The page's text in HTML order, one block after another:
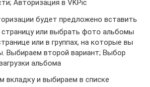
Авторизация в VKPic
будет предложено вставить
страницу или выбрать фото альбомы
или в группах, на которые вы
Выбираем второй вариант; Выбор
альбома
вкладку и выбираем в списке